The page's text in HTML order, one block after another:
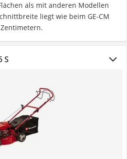
als mit anderen Modellen
liegt wie beim GE-CM
S